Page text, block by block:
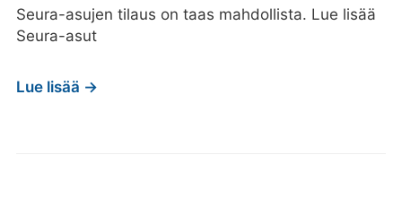
Seura-asujen tilaus on taas mahdollista. Lue lisää
Seura-asut
Lue lisää →